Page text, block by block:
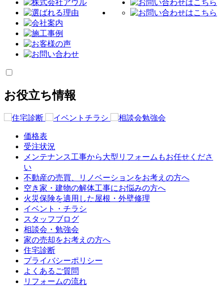
お役立ち情報
価格表
受注状況
メンテナンス工事から大型リフォームもお任せくださ
い
不動産の売買、リノベーションをお考えの方へ
空き家・建物の解体工事にお悩みの方へ
火災保険を適用した屋根・外壁修理
イベント・チラシ
スタッフブログ
相談会・勉強会
家の売却をお考えの方へ
住宅診断
プライバシーポリシー
よくあるご質問
リフォームの流れ